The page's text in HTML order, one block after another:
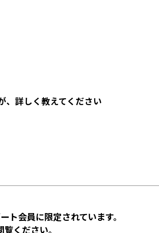
、詳しく教えてください
ト会員に限定されています。
ください。